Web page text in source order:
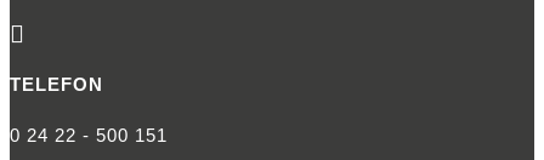

TELEFON
0 24 22 - 500 151